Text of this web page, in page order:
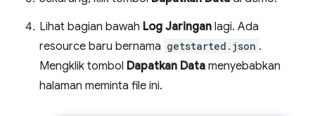
Lihat bagian bawah Log Jaringan lagi. Ada
resource baru bernama getstarted.json .
Mengklik tombol Dapatkan Data menyebabkan
halaman meminta file ini.